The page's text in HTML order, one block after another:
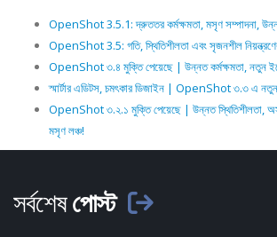
OpenShot 3.5.1: দ্রুততর কর্মক্ষমতা, মসৃণ সম্পাদনা,
OpenShot 3.5: গতি, স্থিতিশীলতা এবং সৃজনশীল
OpenShot ৩.৪ মুক্তি পেয়েছে | উন্নত কর্মক্ষমতা, নতুন
স্মার্টার এডিটস, চমৎকার ডিজাইন | OpenShot ৩.৩ এ
OpenShot ৩.২.১ মুক্তি পেয়েছে | উন্নত স্থিতিশীলতা,
মসৃণ লঞ্চ!
সর্বশেষপোস্ট